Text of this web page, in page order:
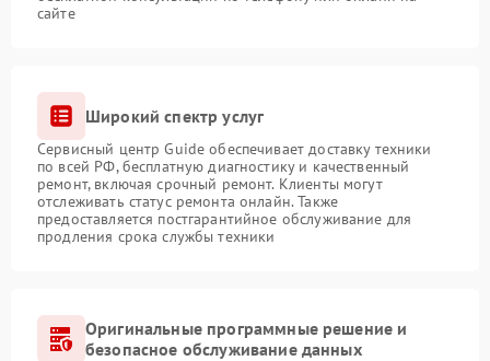
сайте
Широкий спектр услуг
Сервисный центр Guide обеспечивает доставку техники
по всей РФ, бесплатную диагностику и качественный
ремонт, включая срочный ремонт. Клиенты могут
отслеживать статус ремонта онлайн. Также
предоставляется постгарантийное обслуживание для
продления срока службы техники
Оригинальные программные решение и
безопасное обслуживание данных